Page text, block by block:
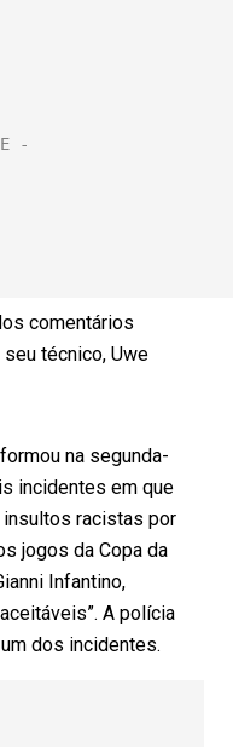
comentários
técnico, Uwe
na segunda-
incidentes em que
racistas por
jogos da Copa da
Infantino,
A polícia
dos incidentes.